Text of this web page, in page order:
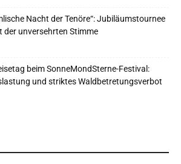
Nacht der Tenöre“: Jubiläumstournee
der unversehrten Stimme
beim SonneMondSterne-Festival:
und striktes Waldbetretungsverbot